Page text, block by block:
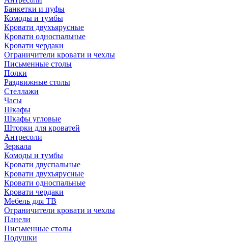
Банкетки и пуфы
Комоды и тумбы
Кровати двухъярусные
Кровати односпальные
Кровати чердаки
Ограничители кровати и чехлы
Письменные столы
Полки
Раздвижные столы
Стеллажи
Часы
Шкафы
Шкафы угловые
Шторки для кроватей
Антресоли
Зеркала
Комоды и тумбы
Кровати двуспальные
Кровати двухъярусные
Кровати односпальные
Кровати чердаки
Мебель для ТВ
Ограничители кровати и чехлы
Панели
Письменные столы
Подушки